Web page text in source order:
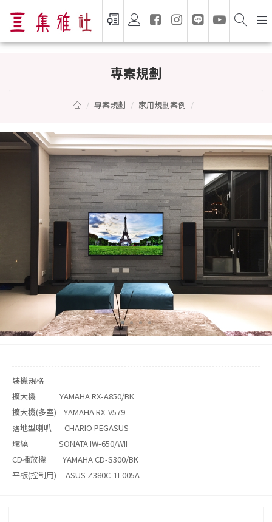
專案規劃
專案規劃 家用規劃案例
裝機規格
擴大機 YAMAHA RX-A850/BK
擴大機(多室) YAMAHA RX-V579
落地型喇叭 CHARIO PEGASUS
環繞 SONATA IW-650/WII
CD播放機 YAMAHA CD-S300/BK
平板(控制用) ASUS Z380C-1L005A